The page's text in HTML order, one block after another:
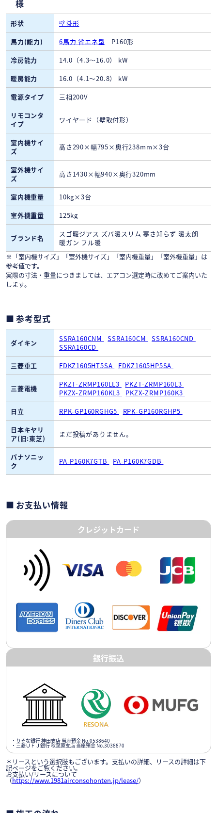
様
形状
壁掛形
馬力(能力)
6馬力 省エネ型 P160形
冷房能力
14.0（4.3～16.0） kW
暖房能力
16.0（4.1～20.8） kW
電源タイプ
三相200V
リモコンタ
イプ
ワイヤード（壁取付形）
室内機サイ
ズ
高さ290×幅795×奥行238mm×3台
室外機サイ
ズ
高さ1430×幅940×奥行320mm
室内機重量
10kg×3台
室外機重量
125kg
ブランド名
スゴ暖ジアス ズバ暖スリム 寒さ知らず 暖太朗
暖ガン フル暖
※「室内機サイズ」「室外機サイズ」「室内機重量」「室外機重量」は
参考値です。
実際の寸法・重量につきましては、エアコン選定時に改めてご案内いた
します。
参考型式
ダイキン SSRA160CNM SSRA160CM
SSRA160CND
SSRA160CD
三菱重工
FDKZ1605HT5SA FDKZ1605HP5SA
三菱電機 PKZT-ZRMP160LL3
PKZT-ZRMP160L3
PKZX-ZRMP160KL3
PKZX-ZRMP160K3
日立
RPK-GP160RGHG5
RPK-GP160RGHP5
日本キヤリ
ア(旧:東芝)
まだ投稿がありません。
パナソニッ
ク
PA-P160K7GTB PA-P160K7GDB
お支払い情報
クレジットカード
銀行振込
・りそな銀行 神田支店 当座預金 No.0538640
・三菱ＵＦＪ銀行 秋葉原支店 当座預金 No.3038870
＊リースという選択肢もございます。支払いの詳細、リースの詳細は下
記ページをご覧ください。
お支払い/リースについて
（https://www.1981airconsohonten.jp/lease/）